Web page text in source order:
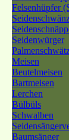
Felsenhüpfer
Seidenwürger
Meisen
Beutelmeisen
Bartmeisen
Lerchen
Bülbüls
Schwalben
Baumsänger